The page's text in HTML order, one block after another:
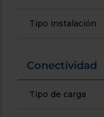
Tipo instalación
Conectividad
Tipo de carga